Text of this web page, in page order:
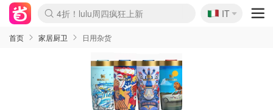
Boticinal 夏促开抢！
4折！lulu周四疯狂上新
速领！Stanley独家85折
Zalando 奥莱闪促！每日更新
🇮🇹
IT
首页 家居厨卫 日用杂货